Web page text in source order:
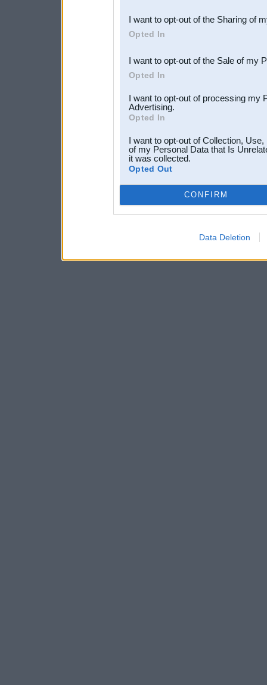
Downstream Participants
third parties.
I want to opt-out of the Sharing of
Opted In
I want to opt-out of the Sale of my
Opted In
I want to opt-out of processing my
Advertising.
Opted In
I want to opt-out of Collection,
of my Personal Data that Is
it was collected.
Opted Out
CONFIRM
Data Deletion